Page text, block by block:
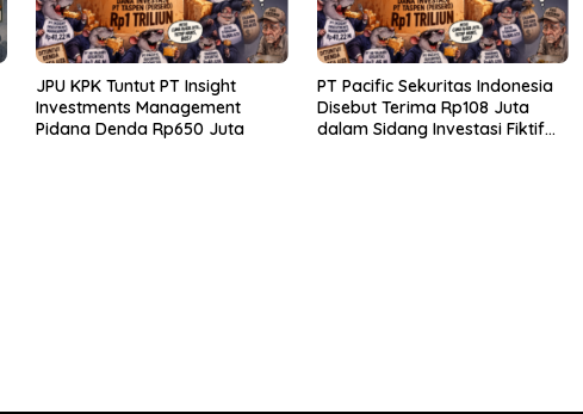
JPU KPK Tuntut PT Insight
Investments Management
Pidana Denda Rp650 Juta
PT Pacific Sekuritas Indonesia
Disebut Terima Rp108 Juta
dalam Sidang Investasi Fiktif